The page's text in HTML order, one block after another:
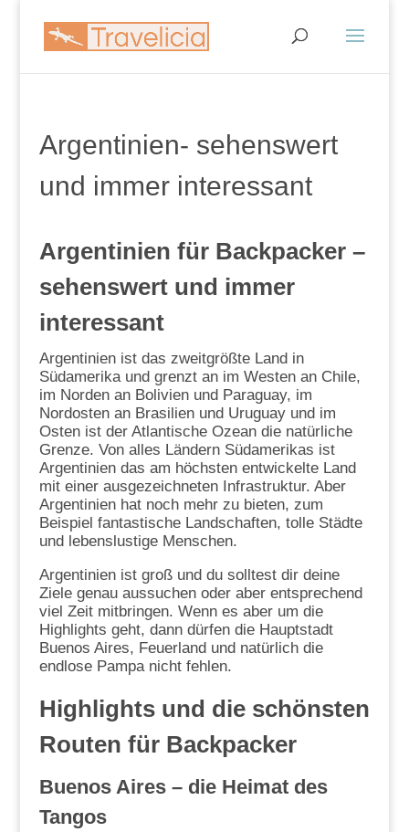
Argentinien- sehenswert
und immer interessant
Argentinien für Backpacker –
sehenswert und immer
interessant
Argentinien ist das zweitgrößte Land in
Südamerika und grenzt an im Westen an Chile,
im Norden an Bolivien und Paraguay, im
Nordosten an Brasilien und Uruguay und im
Osten ist der Atlantische Ozean die natürliche
Grenze. Von alles Ländern Südamerikas ist
Argentinien das am höchsten entwickelte Land
mit einer ausgezeichneten Infrastruktur. Aber
Argentinien hat noch mehr zu bieten, zum
Beispiel fantastische Landschaften, tolle Städte
und lebenslustige Menschen.
Argentinien ist groß und du solltest dir deine
Ziele genau aussuchen oder aber entsprechend
viel Zeit mitbringen. Wenn es aber um die
Highlights geht, dann dürfen die Hauptstadt
Buenos Aires, Feuerland und natürlich die
endlose Pampa nicht fehlen.
Highlights und die schönsten
Routen für Backpacker
Buenos Aires – die Heimat des
Tangos